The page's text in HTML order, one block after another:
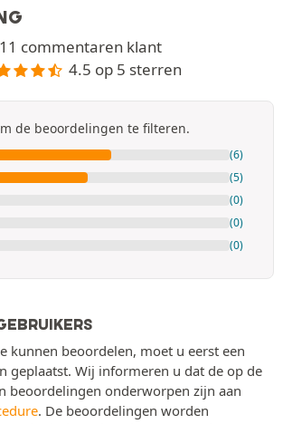
11 commentaren klant
4.5 op 5 sterren
de beoordelingen te filteren.
(6)
(5)
(0)
(0)
(0)
kunnen beoordelen, moet u eerst een
geplaatst. Wij informeren u dat de op de
beoordelingen onderworpen zijn aan
. De beoordelingen worden